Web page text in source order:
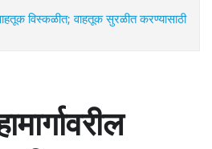
वाहतूक विस्कळीत; वाहतूक सुरळीत करण्यासाठी